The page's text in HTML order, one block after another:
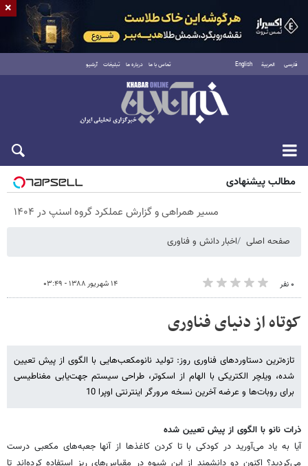
فارسی العربية English تماس با ما درباره ما تبلیغات آرشیو
پنجشنبه ۱۵ مرداد ۱۴۰۵
مطالب پیشنهادی
مسیر همراهی و گزارش عملکرد گروه اسنپ در ۱۴۰۴
صفحه اصلی اخبار دانش و فناوری
۰ نفر ۱۴ شهریور ۱۳۸۸ - ۰۳:۴۹
کوتاه از دنیای فناوری
تازه‌ترین دستاوردهای فناوری روز: تولید نانومکعب‌هایی با الگوی از پیش تعیین
شده، ویلچر الکتریکی با الهام از اسکوتر، طراحی سیستم جهت‌یابی مغناطیسی
برای روبات‌ها و عرضه آخرین نسخه مرورگر اینترنتی اوپرا 10
ذرات نانو با الگوی از پیش تعیین شده
آیا به یاد می‌آورید در کودکی با تا کردن کاغذها از آنها جعبه‌های مکعبی درست
می‌کردید؟ اکنون دو دانشمند از این شیوه در مقیاس‌های ریز استفاده کرده‌اند تا
×